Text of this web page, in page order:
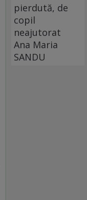
pierdută, de
copil
neajutorat
Ana Maria
SANDU